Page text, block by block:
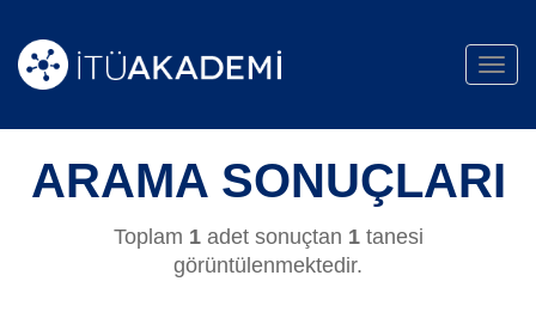
ARAMA SONUÇLARI
Toplam 1adet sonuçtan 1tanesi
görüntülenmektedir.